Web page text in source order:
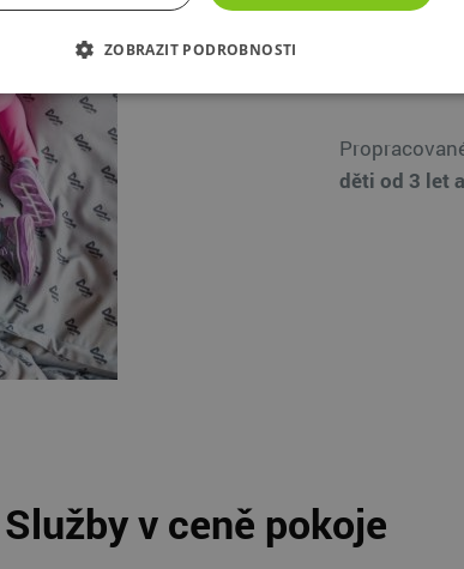
k prasknutí
vzdělávají,
děti od 3 let
Služby v ceně pokoje
ZOBRAZIT PODROBNOSTI